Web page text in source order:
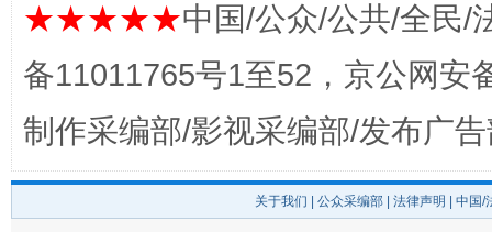
东山县通报“牛蛙产品抗生素超标问题” 法
★★★★★中国/公众/公共/全民/
备11011765号1至52，京公网安
制作采编部/影视采编部/发布广
关于我们 公众采编部 法律声明 | 中国